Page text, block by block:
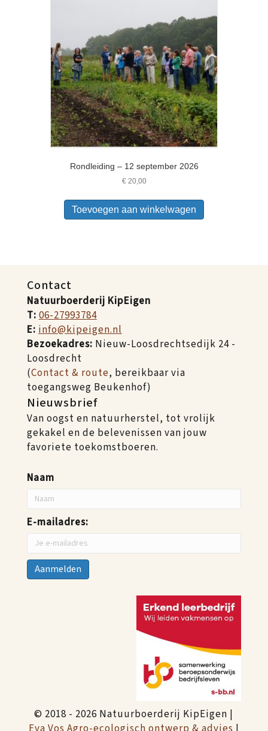
Rondleiding – 12 september 2026
€20,00
Toevoegen aan winkelwagen
Contact
Natuurboerderij KipEigen
T:06-27993784
E:info@kipeigen.nl
Bezoekadres: Nieuw-Loosdrechtsedijk 24 -
Loosdrecht
(Contact & route, bereikbaar via
toegangsweg Beukenhof)
Nieuwsbrief
Van oogst en natuurherstel, tot vrolijk
gekakel en de belevenissen van jouw
favoriete toekomstboeren.
Naam
E-mailadres:
© 2018 - 2026 Natuurboerderij KipEigen |